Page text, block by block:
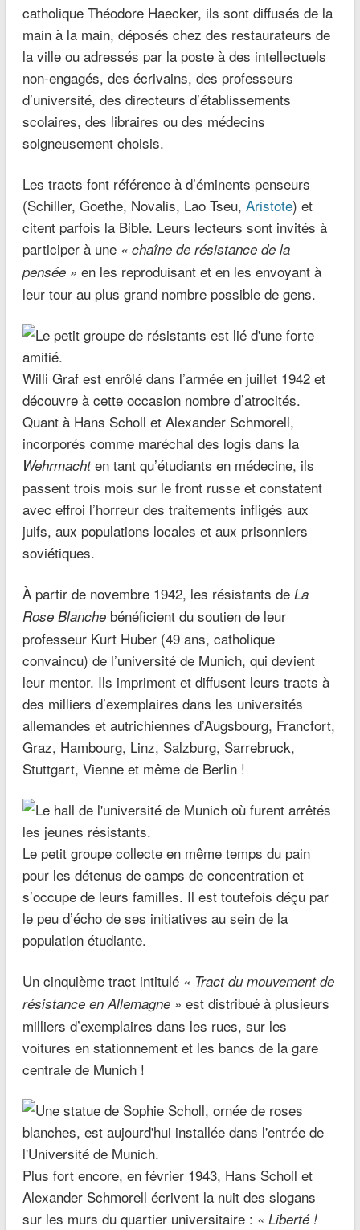
catholique Théodore Haecker, ils sont diffusés de la
main à la main, déposés chez des restaurateurs de
la ville ou adressés par la poste à des intellectuels
non-engagés, des écrivains, des professeurs
d’université, des directeurs d’établissements
scolaires, des libraires ou des médecins
soigneusement choisis.
Les tracts font référence à d’éminents penseurs
(Schiller, Goethe, Novalis, Lao Tseu, Aristote) et
citent parfois la Bible. Leurs lecteurs sont invités à
participer à une « chaîne de résistance de la
pensée » en les reproduisant et en les envoyant à
leur tour au plus grand nombre possible de gens.
Willi Graf est enrôlé dans l’armée en juillet 1942 et
découvre à cette occasion nombre d’atrocités.
Quant à Hans Scholl et Alexander Schmorell,
incorporés comme maréchal des logis dans la
Wehrmachten tant qu’étudiants en médecine, ils
passent trois mois sur le front russe et constatent
avec effroi l’horreur des traitements infligés aux
juifs, aux populations locales et aux prisonniers
soviétiques.
À partir de novembre 1942, les résistants de La
Rose Blanchebénéficient du soutien de leur
professeur Kurt Huber (49 ans, catholique
convaincu) de l’université de Munich, qui devient
leur mentor. Ils impriment et diffusent leurs tracts à
des milliers d’exemplaires dans les universités
allemandes et autrichiennes d’Augsbourg, Francfort,
Graz, Hambourg, Linz, Salzburg, Sarrebruck,
Stuttgart, Vienne et même de Berlin !
Le petit groupe collecte en même temps du pain
pour les détenus de camps de concentration et
s’occupe de leurs familles. Il est toutefois déçu par
le peu d’écho de ses initiatives au sein de la
population étudiante.
Un cinquième tract intitulé « Tract du mouvement de
résistance en Allemagne » est distribué à plusieurs
milliers d’exemplaires dans les rues, sur les
voitures en stationnement et les bancs de la gare
centrale de Munich !
Plus fort encore, en février 1943, Hans Scholl et
Alexander Schmorell écrivent la nuit des slogans
sur les murs du quartier universitaire : « Liberté !